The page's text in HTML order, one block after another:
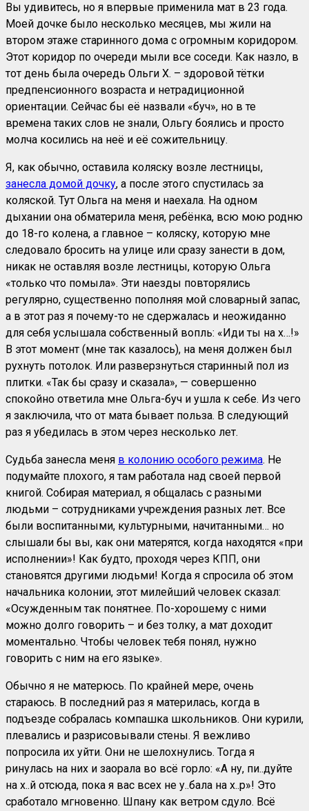
Вы удивитесь, но я впервые применила мат в 23 года.
Моей дочке было несколько месяцев, мы жили на
втором этаже старинного дома с огромным коридором.
Этот коридор по очереди мыли все соседи. Как назло, в
тот день была очередь Ольги Х. – здоровой тётки
предпенсионного возраста и нетрадиционной
ориентации. Сейчас бы её назвали «буч», но в те
времена таких слов не знали, Ольгу боялись и просто
молча косились на неё и её сожительницу.
Я, как обычно, оставила коляску возле лестницы,
занесла домой дочку, а после этого спустилась за
коляской. Тут Ольга на меня и наехала. На одном
дыхании она обматерила меня, ребёнка, всю мою родню
до 18-го колена, а главное – коляску, которую мне
следовало бросить на улице или сразу занести в дом,
никак не оставляя возле лестницы, которую Ольга
«только что помыла». Эти наезды повторялись
регулярно, существенно пополняя мой словарный запас,
а в этот раз я почему-то не сдержалась и неожиданно
для себя услышала собственный вопль: «Иди ты на х…!»
В этот момент (мне так казалось), на меня должен был
рухнуть потолок. Или разверзнуться старинный пол из
плитки. «Так бы сразу и сказала», — совершенно
спокойно ответила мне Ольга-буч и ушла к себе. Из чего
я заключила, что от мата бывает польза. В следующий
раз я убедилась в этом через несколько лет.
Судьба занесла меня в колонию особого режима. Не
подумайте плохого, я там работала над своей первой
книгой. Собирая материал, я общалась с разными
людьми – сотрудниками учреждения разных лет. Все
были воспитанными, культурными, начитанными… но
слышали бы вы, как они матерятся, когда находятся «при
исполнении»! Как будто, проходя через КПП, они
становятся другими людьми! Когда я спросила об этом
начальника колонии, этот милейший человек сказал:
«Осужденным так понятнее. По-хорошему с ними
можно долго говорить – и без толку, а мат доходит
моментально. Чтобы человек тебя понял, нужно
говорить с ним на его языке».
Обычно я не матерюсь. По крайней мере, очень
стараюсь. В последний раз я материлась, когда в
подъезде собралась компашка школьников. Они курили,
плевались и разрисовывали стены. Я вежливо
попросила их уйти. Они не шелохнулись. Тогда я
ринулась на них и заорала во всё горло: «А ну, пи..дуйте
на х..й отсюда, пока я вас всех не у..бала на х..р»! Это
сработало мгновенно. Шпану как ветром сдуло. Всё